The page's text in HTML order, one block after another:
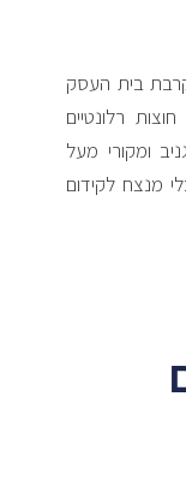
בית העסק
רלונטיים
ומקורי מעל
מנצח לקידום